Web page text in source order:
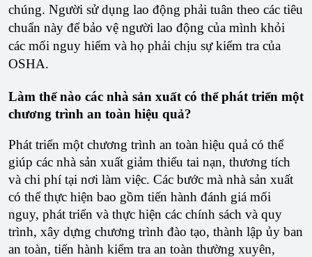
chúng. Người sử dụng lao động phải tuân theo các tiêu
chuẩn này để bảo vệ người lao động của mình khỏi
các mối nguy hiểm và họ phải chịu sự kiểm tra của
OSHA.
Làm thế nào các nhà sản xuất có thể phát triển một
chương trình an toàn hiệu quả?
Phát triển một chương trình an toàn hiệu quả có thể
giúp các nhà sản xuất giảm thiểu tai nạn, thương tích
và chi phí tại nơi làm việc. Các bước mà nhà sản xuất
có thể thực hiện bao gồm tiến hành đánh giá mối
nguy, phát triển và thực hiện các chính sách và quy
trình, xây dựng chương trình đào tạo, thành lập ủy ban
an toàn, tiến hành kiểm tra an toàn thường xuyên,